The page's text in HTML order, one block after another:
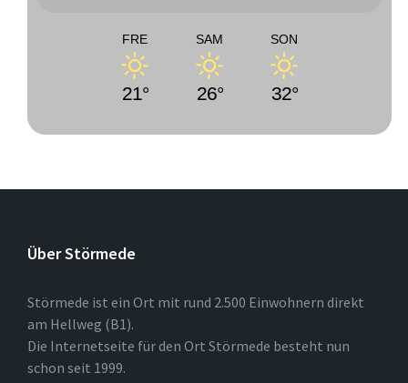
FRE
21°
SAM
26°
SON
32°
Über Störmede
Störmede ist ein Ort mit rund 2.500 Einwohnern direkt
am Hellweg (B1).
Die Internetseite für den Ort Störmede besteht nun
schon seit 1999.